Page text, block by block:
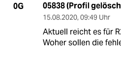
0G 05838 (Profil
15.08.2020, 09:49 Uhr
Aktuell reicht es für
Woher sollen die